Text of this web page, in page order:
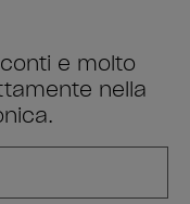
e molto
nella